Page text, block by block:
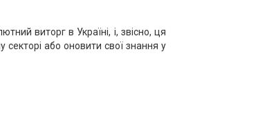
виторг в Україні, і, звісно, ця
або оновити свої знання у